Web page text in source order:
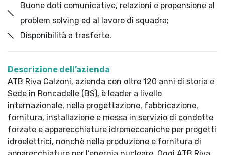
Buone doti comunicative, relazioni e propensione al
problem solving ed al lavoro di squadra;
Disponibilità a trasferte.
Descrizione dell’azienda
ATB Riva Calzoni, azienda con oltre 120 anni di storia e
Sede in Roncadelle (BS), è leader a livello
internazionale, nella progettazione, fabbricazione,
fornitura, installazione e messa in servizio di condotte
forzate e apparecchiature idromeccaniche per progetti
idroelettrici, nonchè nella produzione e fornitura di